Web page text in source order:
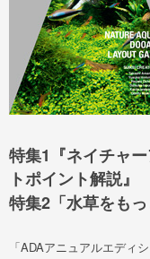
特集1『ネイチャ
トポイント解説』
特集2 「水草をも
「ADAアニュアルエディ